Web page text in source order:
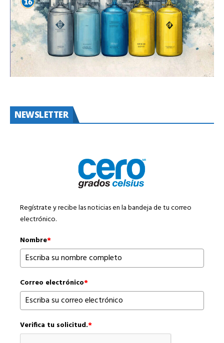
NEWSLETTER
Regístrate y recibe las noticias en la bandeja de tu correo
electrónico.
Nombre*
Correo electrónico*
Verifica tu solicitud.*